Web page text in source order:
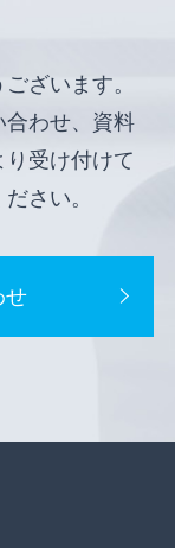
ざいます。
合わせ、資料
受け付けて
さい。
せ